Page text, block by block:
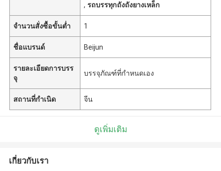
,รถบรรทุกถังถังยางเหล็ก
จำนวนสั่งซื้อขั้นต่ำ 1
ชื่อแบรนด์ Beijun
รายละเอียดการบรร
จุ
บรรจุภัณฑ์ที่กำหนดเอง
สถานที่กำเนิด จีน
ดูเพิ่มเติม
เกี่ยวกับเรา